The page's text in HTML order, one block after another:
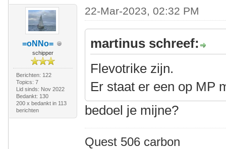
=oNNo=
schipper
Berichten: 122
Topics: 7
Lid sinds: Nov 2022
Bedankt: 130
200 x bedankt in 113
berichten
22-Mar-2023, 02:32 PM
martinus schreef:
Flevotrike zijn.
Er staat er een op MP
bedoel je mijne?
Quest 506 carbon